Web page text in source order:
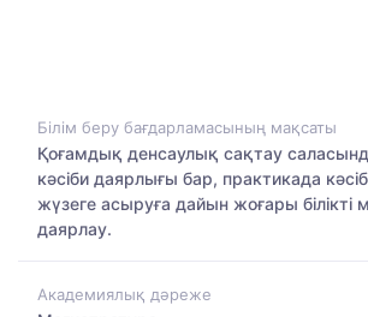
Білім беру бағдарламасының мақсаты
Қоғамдық денсаулық сақтау
кәсіби даярлығы бар, практикада
жүзеге асыруға дайын жоғары
даярлау.
Академиялық дәреже